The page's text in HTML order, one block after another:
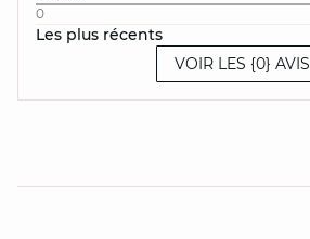
0
Les plus récents
VOIR LES {0} AVIS